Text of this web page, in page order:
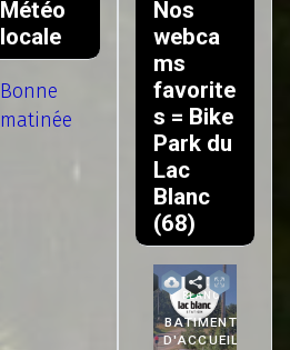
Météo
locale
Bonne
matinée
Nos
webca
ms
favorite
s = Bike
Park du
Lac
Blanc
(68)